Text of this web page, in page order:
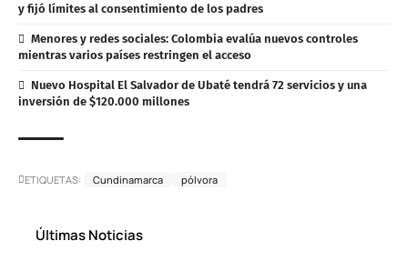
y fijó límites al consentimiento de los padres
Menores y redes sociales: Colombia evalúa nuevos controles
mientras varios países restringen el acceso
Nuevo Hospital El Salvador de Ubaté tendrá 72 servicios y una
inversión de $120.000 millones
ETIQUETAS: Cundinamarca pólvora
Últimas Noticias